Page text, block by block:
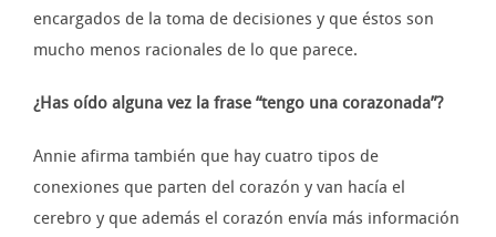
encargados de la toma de decisiones y que éstos son
mucho menos racionales de lo que parece.
¿Has oído alguna vez la frase “tengo una corazonada”?
Annie afirma también que hay cuatro tipos de
conexiones que parten del corazón y van hacía el
cerebro y que además el corazón envía más información